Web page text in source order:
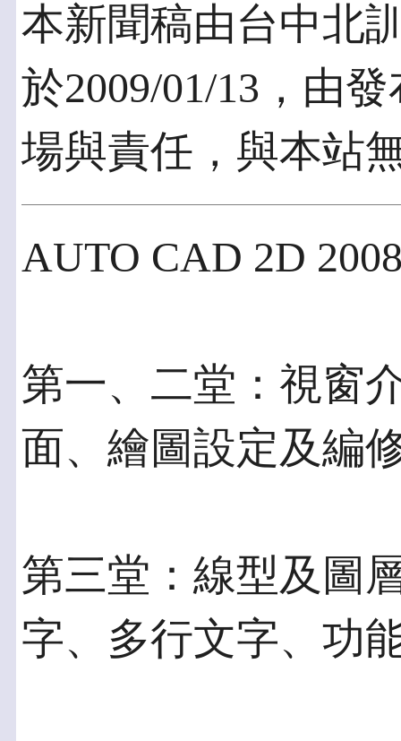
本新聞稿由台中北
於2009/01/13，由
場與責任，與本站
AUTO CAD 2D
第一、二堂：視窗
面、繪圖設定及編
第三堂：線型及圖
字、多行文字、功